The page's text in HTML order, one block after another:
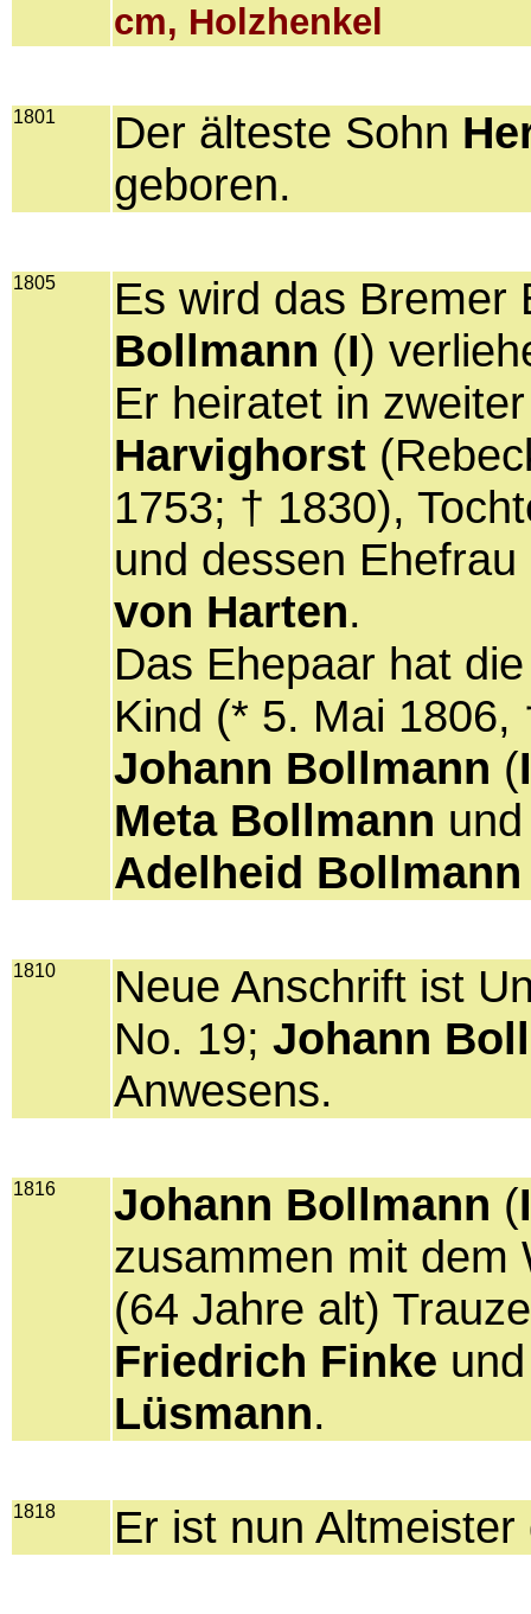
cm, Holzhenkel
1801 Der älteste Sohn
geboren.
1805
Es wird das
Bollmann (I)
Er heiratet in
Harvighorst
1753; † 1830),
und dessen Ehefrau
von Harten.
Das Ehepaar hat
Kind (* 5. Mai 1806,
Johann Bollmann (
Meta Bollmann und
Adelheid Bollmann
1810
Neue Anschrift ist
No. 19; Johann
Anwesens.
1816 Johann Bollmann (I
zusammen mit
(64 Jahre alt)
Friedrich Finke
Lüsmann.
1818 Er ist nun